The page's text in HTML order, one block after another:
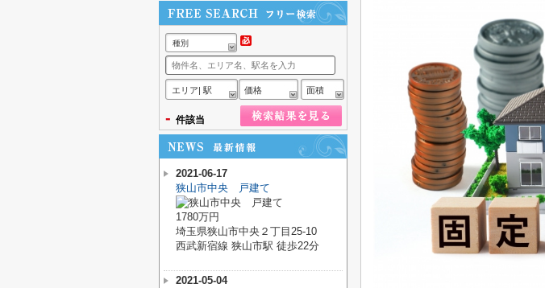
種別
エリア| 駅 価格 面積
- 件該当
2021-06-17
狭山市中央 戸建て
1780万円
埼玉県狭山市中央２丁目25-10
西武新宿線 狭山市駅 徒歩22分
2021-05-04